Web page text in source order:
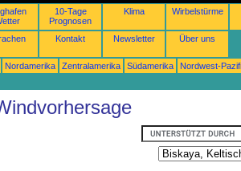
10-Tage
Prognosen
Klima Wirbelstürme
Kontakt Newsletter Über uns
Nordamerika Zentralamerika Südamerika
Nordwest-